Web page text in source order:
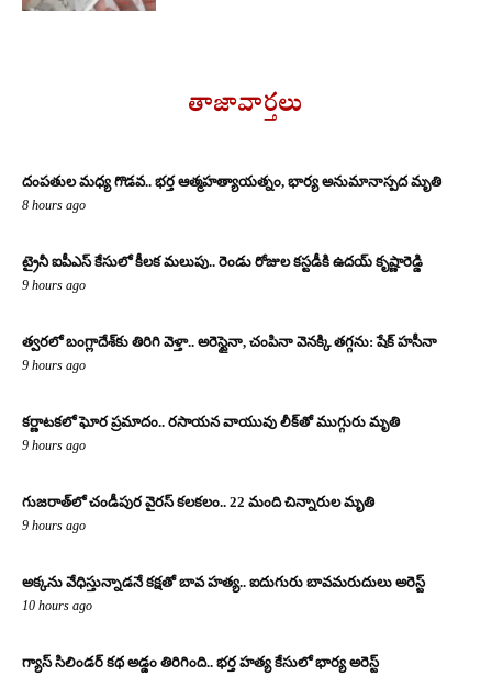
తాజావార్తలు
దంపతుల మధ్య గొడవ.. భర్త ఆత్మహత్యాయత్నం, భార్య అనుమానాస్పద మృతి
8 hours ago
ట్రైనీ ఐపీఎస్ కేసులో కీలక మలుపు.. రెండు రోజుల కస్టడీకి ఉదయ్ కృష్ణారెడ్డి
9 hours ago
త్వరలో బంగ్లాదేశ్‌కు తిరిగి వెళ్తా.. అరెస్టైనా, చంపినా వెనక్కి తగ్గను: షేక్ హసీనా
9 hours ago
కర్ణాటకలో ఘోర ప్రమాదం.. రసాయన వాయువు లీక్‌తో ముగ్గురు మృతి
9 hours ago
గుజరాత్‌లో చండీపుర వైరస్ కలకలం.. 22 మంది చిన్నారుల మృతి
9 hours ago
అక్కను వేధిస్తున్నాడనే కక్షతో బావ హత్య.. ఐదుగురు బావమరుదులు అరెస్ట్
10 hours ago
గ్యాస్ సిలిండర్ కథ అడ్డం తిరిగింది.. భర్త హత్య కేసులో భార్య అరెస్ట్